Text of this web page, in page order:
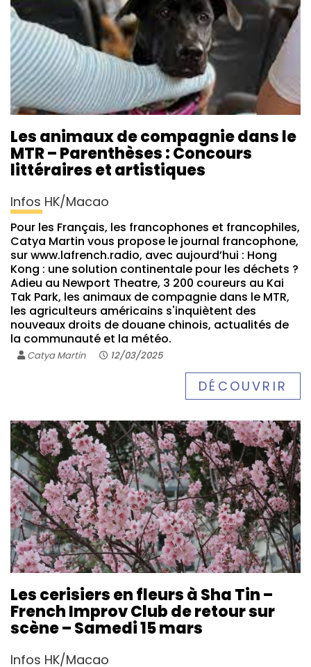
Les animaux de compagnie dans le
MTR – Parenthèses : Concours
littéraires et artistiques
Infos HK/Macao
Pour les Français, les francophones et francophiles,
Catya Martin vous propose le journal francophone,
sur www.lafrench.radio, avec aujourd’hui : Hong
Kong : une solution continentale pour les déchets ?
Adieu au Newport Theatre, 3 200 coureurs au Kai
Tak Park, les animaux de compagnie dans le MTR,
les agriculteurs américains s'inquiètent des
nouveaux droits de douane chinois, actualités de
la communauté et la météo.
Catya Martin 12/03/2025
DÉCOUVRIR
Les cerisiers en fleurs à Sha Tin –
French Improv Club de retour sur
scène – Samedi 15 mars
Infos HK/Macao